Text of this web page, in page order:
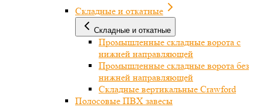
Складные и откатные
Складные и откатные
Промышленные складные ворота с
нижней направляющей
Промышленные складные ворота без
нижней направляющей
Складные вертикальные Crawford
Полосовые ПВХ завесы